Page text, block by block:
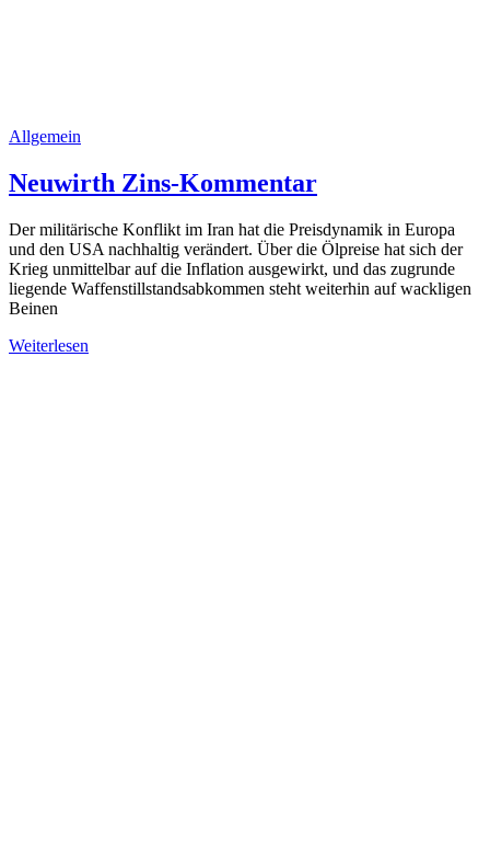
Allgemein
Neuwirth Zins-Kommentar
Der militärische Konflikt im Iran hat die Preisdynamik in Europa
und den USA nachhaltig verändert. Über die Ölpreise hat sich der
Krieg unmittelbar auf die Inflation ausgewirkt, und das zugrunde
liegende Waffenstillstandsabkommen steht weiterhin auf wackligen
Beinen
Weiterlesen